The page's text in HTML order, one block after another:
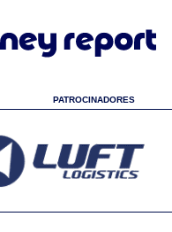
PATROCINADORES